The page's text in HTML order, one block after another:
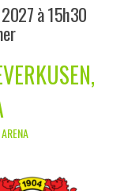
à 15h30